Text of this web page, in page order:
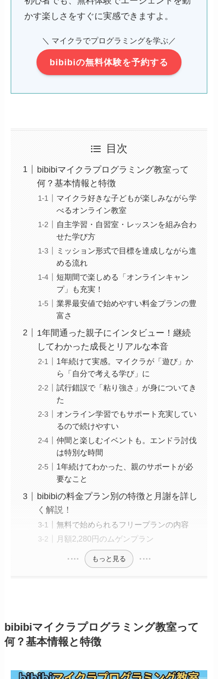
かす楽しさをすぐに実感できますよ。
＼ マイクラでプログラミングを学ぶ／
bibibiの無料体験を予約する
目次
bibibiマイクラプログラミング教室って
何？基本情報と特徴
マイクラ好きな子どもが楽しみながら学
べるオンライン教室
自主学習・自習室・レッスンを組み合わ
せた学び方
ミッション形式で目標を達成しながら進
める流れ
短期間で楽しめる「オンラインキャン
プ」も充実！
業界最安値で始めやすい料金プランの豊
富さ
1年間通った親子にインタビュー！継続
してわかった成長とリアルな本音
1年続けて実感。マイクラが「遊び」か
ら「自分で考える学び」に
試行錯誤で「粘り強さ」が身についてき
た
オンライン学習でもサポート充実してい
るので続けやすい
仲間と楽しむイベントも。エンドラ討伐
は特別な時間
1年続けてわかった、親のサポートが必
要なこと
bibibiの料金プラン別の特徴と月謝を詳し
く解説！
無料で始められるフリープランの内容
月額2,280円のムゲンプラン
もっと見る
bibibiマイクラプログラミング教室って
何？基本情報と特徴